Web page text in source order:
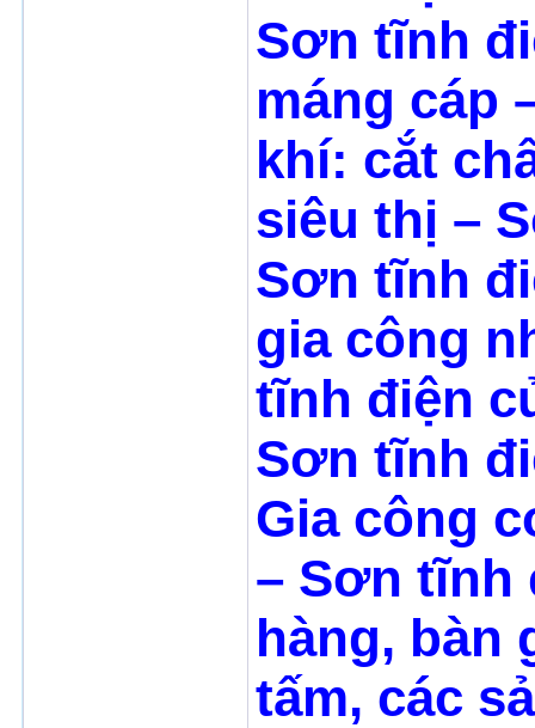
Sơn tĩnh
máng cáp
khí: cắt
siêu thị –
Sơn tĩnh
gia công
tĩnh điện
Sơn tĩnh
Gia công
– Sơn tĩnh
hàng, bàn
tấm, các